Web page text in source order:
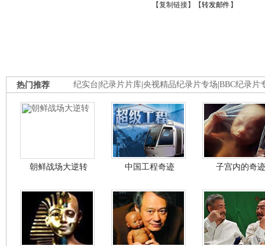
【复制链接】【转发邮件 】
纪实台 纪录片片库 央视精品纪录片专场 BBC纪录片
热门推荐
朝鲜战场大逆转 中国工程奇迹 子宫内的奇迹